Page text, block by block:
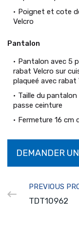
Poignet et cote
Velcro
Pantalon
Pantalon avec 5
rabat Velcro sur
plaqueé avec rabat
Taille du
passe ceinture
Fermeture 16 cm
DEMANDER
PREVIOUS
TDT10962